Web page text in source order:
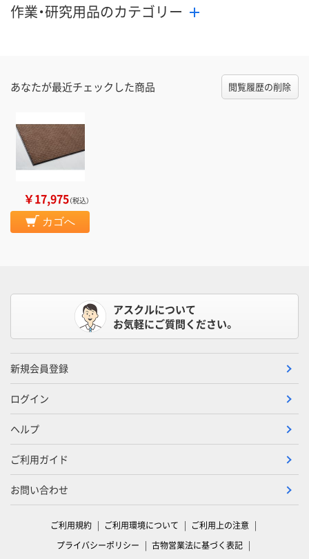
作業・研究用品のカテゴリー
あなたが最近チェックした商品 閲覧履歴の削除
￥17,975（税込）
カゴへ
アスクルについて
お気軽にご質問ください。
新規会員登録
ログイン
ヘルプ
ご利用ガイド
お問い合わせ
ご利用規約 ご利用環境について
ご利用上の注意
プライバシーポリシー
古物営業法に基づく表記